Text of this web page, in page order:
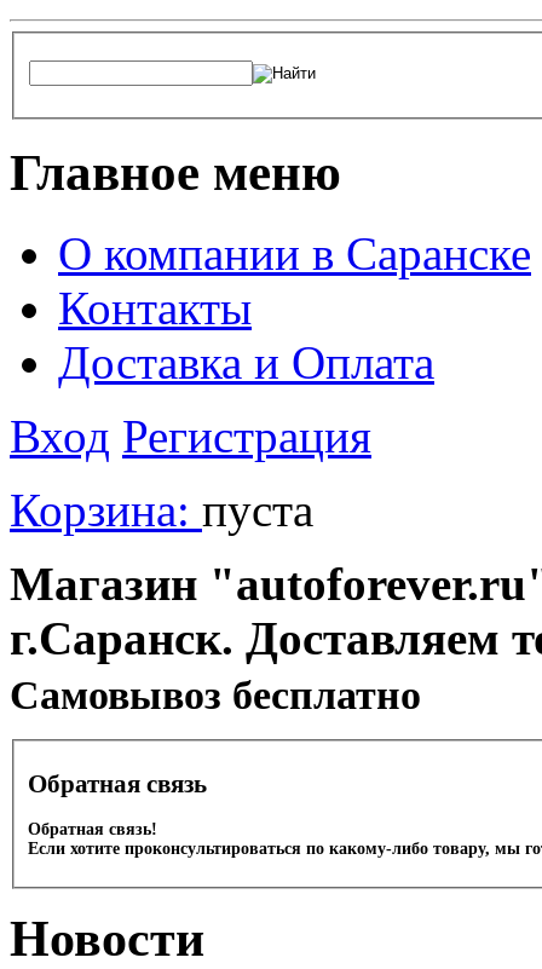
Главное меню
О компании в Саранске
Контакты
Доставка и Оплата
Вход Регистрация
Корзина: пуста
Магазин
г.Саранск. Доставляем
Cамовывоз бесплатно
Обратная связь
Обратная связь!
Если хотите проконсультироваться по какому-либо товару, мы
Новости